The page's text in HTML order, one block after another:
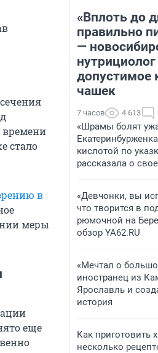
времени
стало
в
меры
еще
«Вплоть до
правильно
—
допустимое
чашек
7 часов 4 613
«Шрамы болят
кислотой по
рассказала о
«Девчонки, вы
что творится в
рюмочной на
обзор YA62.RU
«Мечтал о
иностранец из
Ярославль и
история
Как приготовить
несколько